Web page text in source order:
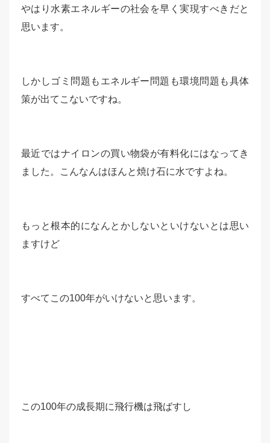
やはり水素エネルギーの社会を早く実現すべきだと
思います。
しかしゴミ問題もエネルギー問題も環境問題も具体
策が出てこないですね。
最近ではナイロンの買い物袋が有料化にはなってき
ました。こんなんはほんと焼け石に水ですよね。
もっと根本的になんとかしないといけないとは思い
ますけど
すべてこの100年がいけないと思います。
この100年の成長期に飛行機は飛ばすし